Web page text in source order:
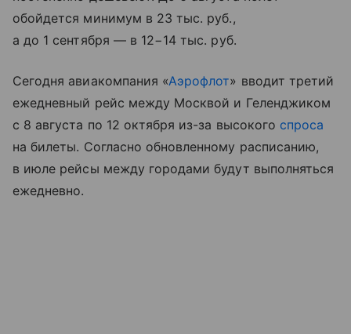
обойдется минимум в 23 тыс. руб.,
а до 1 сентября — в 12−14 тыс. руб.
Сегодня авиакомпания «Аэрофлот» вводит третий
ежедневный рейс между Москвой и Геленджиком
с 8 августа по 12 октября из-за высокого спроса
на билеты. Согласно обновленному расписанию,
в июле рейсы между городами будут выполняться
ежедневно.